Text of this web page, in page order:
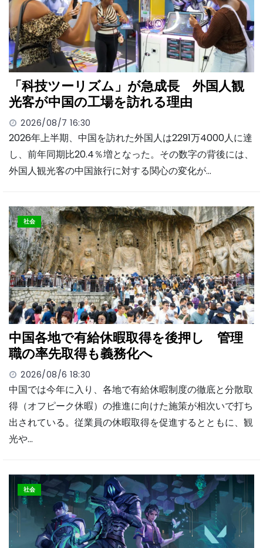
「科技ツーリズム」が急成長 外国人観
光客が中国の工場を訪れる理由
2026/08/7 16:30
2026年上半期、中国を訪れた外国人は2291万4000人に達
し、前年同期比20.4％増となった。その数字の背後には、
外国人観光客の中国旅行に対する関心の変化が…
社会
中国各地で有給休暇取得を後押し 管理
職の率先取得も義務化へ
2026/08/6 18:30
中国では今年に入り、各地で有給休暇制度の徹底と分散取
得（オフピーク休暇）の推進に向けた施策が相次いで打ち
出されている。従業員の休暇取得を促進するとともに、観
光や…
社会